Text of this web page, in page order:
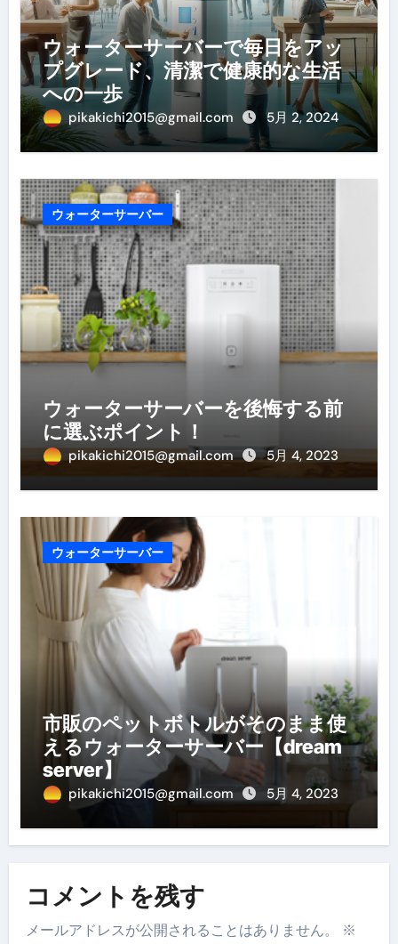
ウォーターサーバーで毎日をアッ
プグレード、清潔で健康的な生活
への一歩
pikakichi2015@gmail.com 5月 2, 2024
ウォーターサーバー
ウォーターサーバーを後悔する前
に選ぶポイント！
pikakichi2015@gmail.com 5月 4, 2023
ウォーターサーバー
市販のペットボトルがそのまま使
えるウォーターサーバー【dream
server】
pikakichi2015@gmail.com 5月 4, 2023
コメントを残す
メールアドレスが公開されることはありません。
※